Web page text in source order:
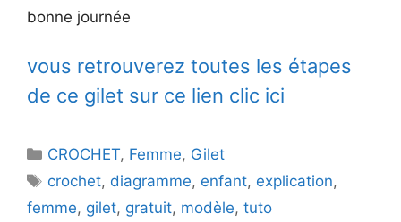
bonne journée
vous retrouverez toutes les étapes
de ce gilet sur ce lien clic ici
Catégories
CROCHET, Femme, Gilet
Étiquettes
crochet, diagramme, enfant, explication,
femme, gilet, gratuit, modèle, tuto